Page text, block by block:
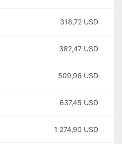
318,72 USD
382,47 USD
509,96 USD
637,45 USD
1 274,90 USD